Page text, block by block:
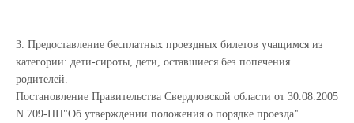
3. Предоставление бесплатных проездных билетов учащимся из
категории: дети-сироты, дети, оставшиеся без попечения
родителей.
Постановление Правительства Свердловской области от 30.08.2005
N 709-ПП"Об утверждении положения о порядке проезда"